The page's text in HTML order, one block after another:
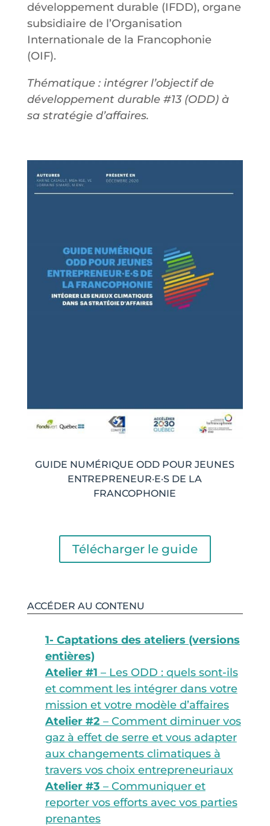
développement durable (IFDD), organe
subsidiaire de l’Organisation
Internationale de la Francophonie
(OIF).
Thématique : intégrer l’objectif de
développement durable #13 (ODD) à
sa stratégie d’affaires.
GUIDE NUMÉRIQUE ODD POUR JEUNES
ENTREPRENEUR·E·S DE LA
FRANCOPHONIE
Télécharger le guide
ACCÉDER AU CONTENU
1- Captations des ateliers (versions
entières)
Atelier #1 – Les ODD : quels sont-ils
et comment les intégrer dans votre
mission et votre modèle d’affaires
Atelier #2– Comment diminuer vos
gaz à effet de serre et vous adapter
aux changements climatiques à
travers vos choix entrepreneuriaux
Atelier #3 – Communiquer et
reporter vos efforts avec vos parties
prenantes